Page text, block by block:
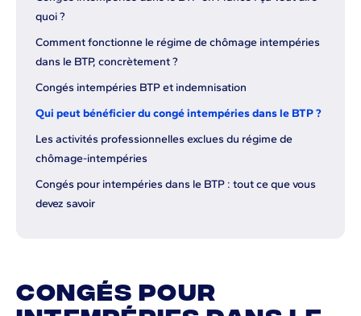
quoi ?
Comment fonctionne le régime de chômage intempéries
dans le BTP, concrètement ?
Congés intempéries BTP et indemnisation
Qui peut bénéficier du congé intempéries dans le BTP ?
Les activités professionnelles exclues du régime de
chômage-intempéries
Congés pour intempéries dans le BTP : tout ce que vous
devez savoir
Congés pour